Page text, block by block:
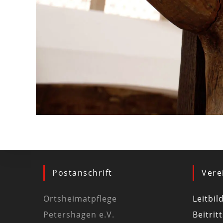
Postanschrift
Ortsheimatpflege
Petershagen e.V.